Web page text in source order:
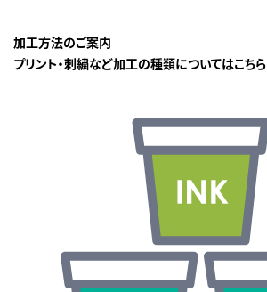
加工方法のご案内
プリント・刺繍など加工の種類についてはこちら